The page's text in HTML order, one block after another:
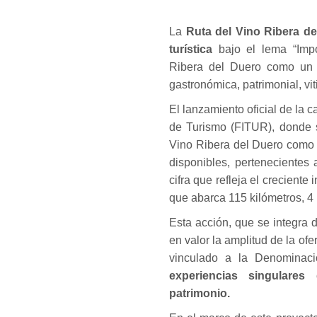
La Ruta del Vino Ribera
turística bajo el lema
Ribera del Duero como un
gastronómica, patrimonial,
El lanzamiento oficial de la
de Turismo (FITUR),
Vino Ribera del Duero
disponibles,
cifra que refleja el creciente
que abarca 115 kilómetros,
Esta acción, que se integra
en valor la amplitud de la
vinculado a la
experiencias
patrimonio.